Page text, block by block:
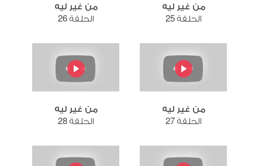
من غير ليه
الحلقة 25
من غير ليه
الحلقة 26
من غير ليه
الحلقة 27
من غير ليه
الحلقة 28